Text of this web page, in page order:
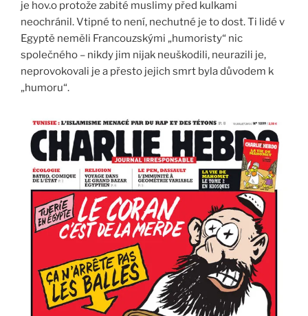
je hov.o protože zabité muslimy před kulkami
neochránil. Vtipné to není, nechutné je to dost. Ti lidé v
Egyptě neměli Francouzskými „humoristy“ nic
společného – nikdy jim nijak neuškodili, neurazili je,
neprovokovali je a přesto jejich smrt byla důvodem k
„humoru“.